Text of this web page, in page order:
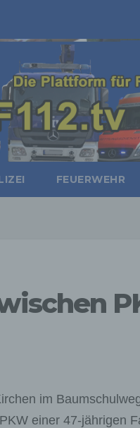
FEUERWEHR
im
einer 47-jährigen